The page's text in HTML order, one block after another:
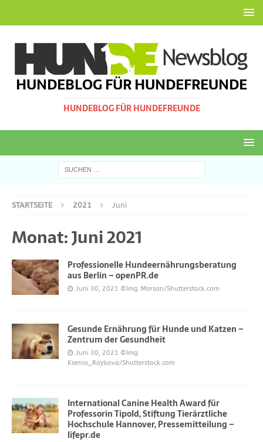
HUNDEBLOG FÜR HUNDEFREUNDE
HUNDEBLOG FÜR HUNDEFREUNDE
STARTSEITE 2021 Juni
Monat:Juni 2021
Professionelle Hundeernährungsberatung
aus Berlin – openPR.de
Juni 30, 2021 ©Img. Marsan/Shutterstock.com
Gesunde Ernährung für Hunde und Katzen –
Zentrum der Gesundheit
Juni 30, 2021 ©Img.
Ksenia_Raykova/Shutterstock.com
International Canine Health Award für
Professorin Tipold, Stiftung Tierärztliche
Hochschule Hannover, Pressemitteilung –
lifepr.de